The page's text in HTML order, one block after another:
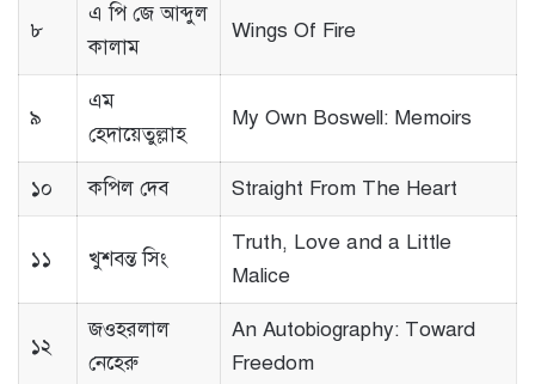
৮
এ পি জে আব্দুল
কালাম
Wings Of Fire
৯
এম
হেদায়েতুল্লাহ
My Own Boswell: Memoirs
১০ কপিল দেব Straight From The Heart
১১ খুশবন্ত সিং
Truth, Love and a Little
Malice
১২
জওহরলাল
নেহেরু
An Autobiography: Toward
Freedom